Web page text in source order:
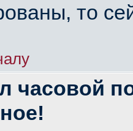
то
часовой